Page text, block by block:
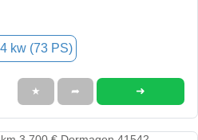
kw (73 PS)
★ ➦ ➜